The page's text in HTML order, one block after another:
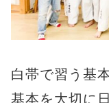
白帯で習う基
基本を大切に